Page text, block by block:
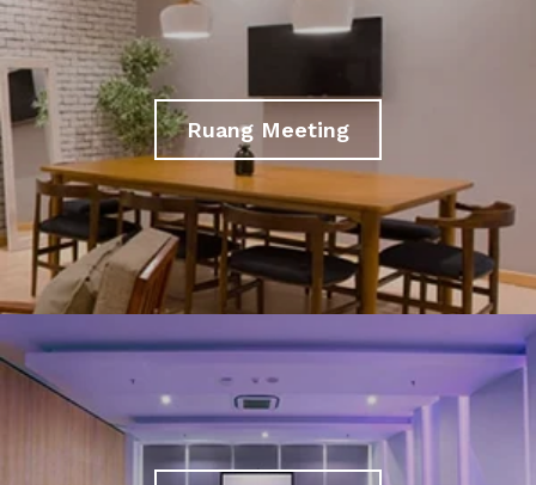
Ruang Meeting